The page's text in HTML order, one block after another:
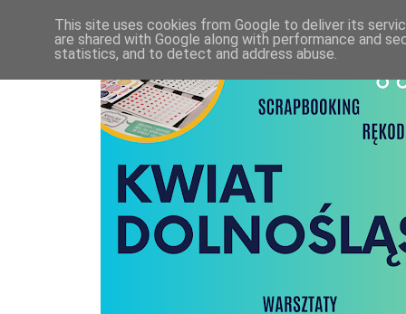
This site uses cookies from Google to deliver its
are shared with Google along with performance and
statistics, and to detect and address abuse.